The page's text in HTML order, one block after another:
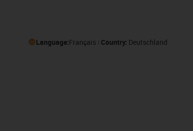
Language:Français Country: Deutschland